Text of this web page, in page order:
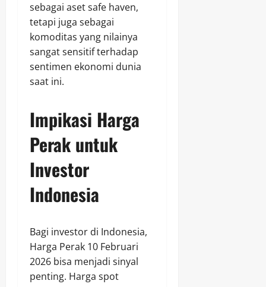
sebagai aset safe haven,
tetapi juga sebagai
komoditas yang nilainya
sangat sensitif terhadap
sentimen ekonomi dunia
saat ini.
Impikasi Harga
Perak untuk
Investor
Indonesia
Bagi investor di Indonesia,
Harga Perak 10 Februari
2026 bisa menjadi sinyal
penting. Harga spot